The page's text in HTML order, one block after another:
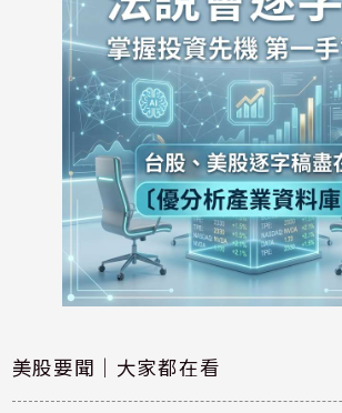
美股要聞｜大家都在看